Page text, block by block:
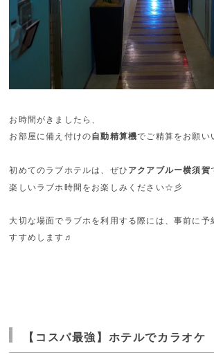
お時間がきましたら、
お部屋に備え付けの自動精算機でご精算をお願
初めてのラブホテルは、ぜひアクアブルー横須賀
楽しいラブホ時間をお楽しみください☆彡
大切な場面でラブホを利用する際には、事前に予
すすめします♬
【コスパ最強】ホテルでカラオケ